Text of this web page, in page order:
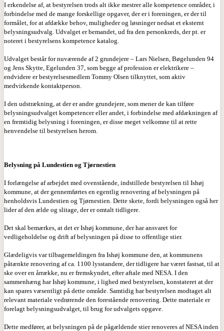
I erkendelse af, at bestyrelsen trods alt ikke mestrer alle kompetence områder, i
forbindelse med de mange forskellige opgaver, der er i foreningen, er der til
formålet, for at afdække behov, muligheder og løsninger nedsat et eksternt
belysningsudvalg. Udvalget er bemandet, ud fra den personkreds, der pt. er
noteret i bestyrelsens kompetence katalog.
Udvalget består for nuværende af 2 grundejere – Lars Nielsen, Bøgelunden 94
og Jens Skytte, Egelunden 37, som begge af profession er elektrikere –
endvidere er bestyrelsesmedlem Tommy Olsen tilknyttet, som aktiv
medvirkende kontaktperson.
I den udstrækning, at der er andre grundejere, som mener de kan tilføre
belysningsudvalget kompetencer eller andet, i forbindelse med afdækningen af
en fremtidig belysning i foreningen, er disse meget velkomne til at rette
henvendelse til bestyrelsen herom.
Belysning på Lundestien og Tjørnestien
I forlængelse af arbejdet med ovenstående, indstillede bestyrelsen til Ishøj
kommune, at der gennemførtes en egentlig renovering af belysningen på
henholdsvis Lundestien og Tjørnestien. Dette skete, fordi belysningen også her
lider af den ælde og slitage, der er omtalt tidligere.
Det skal bemærkes, at det er Ishøj kommune, der har ansvaret for
vedligeholdelse og drift af belysningen på disse to offentlige stier.
Glædeligvis var tilbagemeldingen fra Ishøj kommune den, at kommunens
påtænkte renovering af ca. 1100 lysstandere, der tidligere har været fastsat, til at
ske over en årrække, nu er fremskyndet, efter aftale med NESA. I den
sammenhæng har Ishøj kommune, i lighed med bestyrelsen, konstateret at der
kan spares væsentligt på dette område. Samtidig har bestyrelsen modtaget alt
relevant materiale vedrørende den forestående renovering. Dette materiale er
forelagt belysningsudvalget, til brug for udvalgets opgave.
Dette medfører, at belysningen på de pågældende stier renoveres af NESA inden